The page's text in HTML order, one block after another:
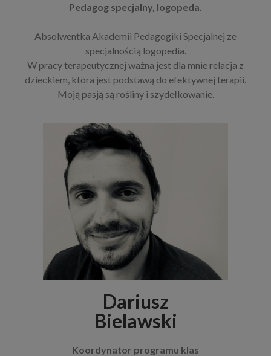
Pedagog specjalny, logopeda.
Absolwentka Akademii Pedagogiki Specjalnej ze
specjalnością logopedia.
W pracy terapeutycznej ważna jest dla mnie relacja z
dzieckiem, która jest podstawą do efektywnej terapii.
Moją pasją są rośliny i szydełkowanie.
Dariusz
Bielawski
Koordynator programu klas